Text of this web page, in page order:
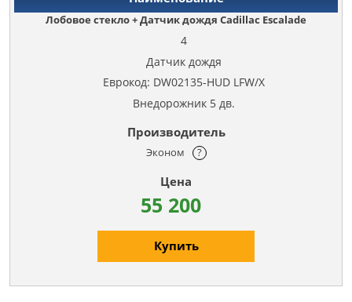
Лобовое стекло + Датчик дождя Cadillac Escalade
4
Датчик дождя
Еврокод: DW02135-HUD LFW/X
Внедорожник 5 дв.
Эконом ?
55 200
Купить